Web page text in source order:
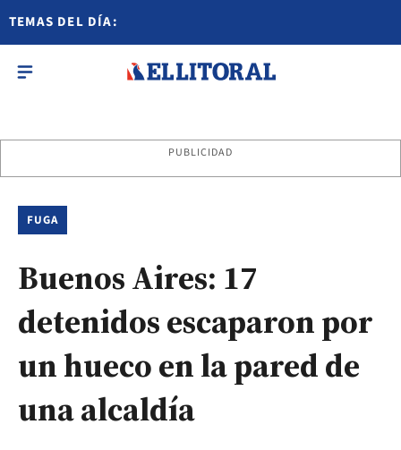
TEMAS DEL DÍA:
PUBLICIDAD
FUGA
Buenos Aires: 17
detenidos escaparon por
un hueco en la pared de
una alcaldía